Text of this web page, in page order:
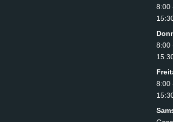
8:00
8:00
8:00